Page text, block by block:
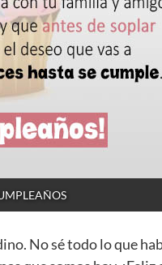
No sé todo lo que